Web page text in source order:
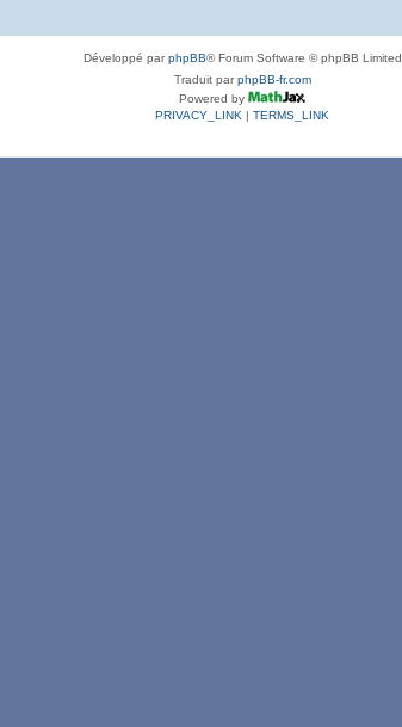
Développé parphpBB® Forum Software © phpBB Limited
Traduit parphpBB-fr.com
Powered by
PRIVACY_LINK | TERMS_LINK